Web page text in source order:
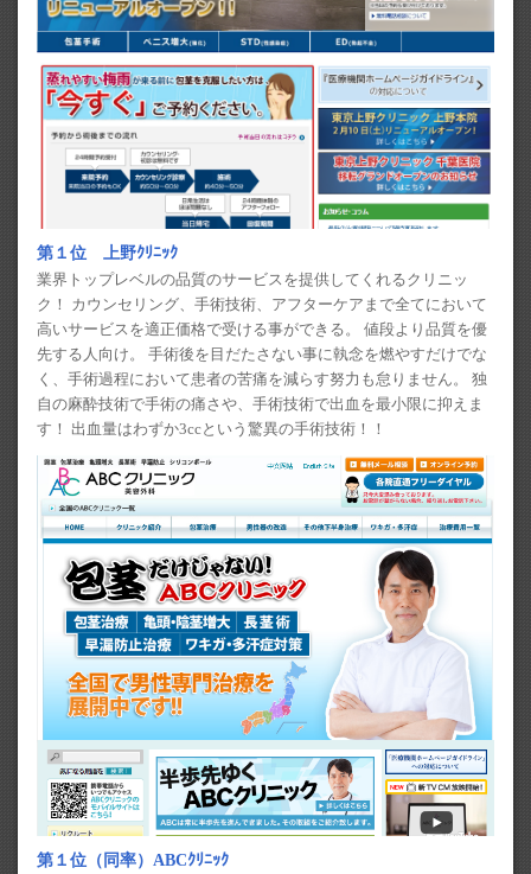
第１位 上野ｸﾘﾆｯｸ
業界トップレベルの品質のサービスを提供してくれるクリニッ
ク！ カウンセリング、手術技術、アフターケアまで全てにおいて
高いサービスを適正価格で受ける事ができる。 値段より品質を優
先する人向け。 手術後を目だたさない事に執念を燃やすだけでな
く、手術過程において患者の苦痛を減らす努力も怠りません。 独
自の麻酔技術で手術の痛さや、手術技術で出血を最小限に抑えま
す！ 出血量はわずか3ccという驚異の手術技術！！
第１位（同率）ABCｸﾘﾆｯｸ